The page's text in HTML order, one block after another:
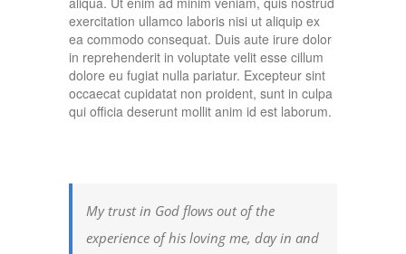
exercitation ullamco laboris nisi ut aliquip ex
ea commodo consequat. Duis aute irure dolor
in reprehenderit in voluptate velit esse cillum
dolore eu fugiat nulla pariatur. Excepteur sint
occaecat cupidatat non proident, sunt in culpa
qui officia deserunt mollit anim id est laborum.
My trust in God flows out of the
experience of his loving me, day in and